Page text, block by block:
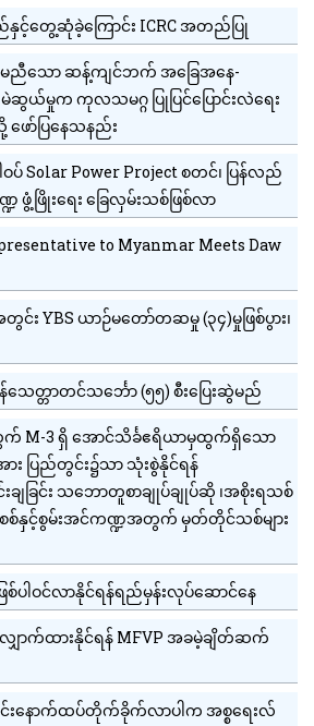
နှင့်တွေ့ဆုံခဲ့ကြောင်း ICRC အတည်ပြု
မညီသော ဆန့်ကျင်ဘက် အခြေအနေ-
ဆွယ်မှုက ကုလသမဂ္ဂ ပြုပြင်ပြောင်းလဲရေး
ော်ပြနေသနည်း
ပ် Solar Power Project စတင်၊ ပြန်လည်
ဍ ဖွံ့ဖြိုးရေး ခြေလှမ်းသစ်ဖြစ်လာ
to Myanmar Meets Daw
း YBS ယာဉ်မတော်တဆမှု (၃၄)မှုဖြစ်ပွား၊
တာတင်သင်္ဘော (၅၅) စီးပြေးဆွဲမည်
M-3 ရှိ အောင်သိင်္ခဧရိယာမှထွက်ရှိသော
း ပြည်တွင်း၌သာ သုံးစွဲနိုင်ရန်
ချခြင်း သဘောတူစာချုပ်ချုပ်ဆို ၊အစိုးရသစ်
နှင့်စွမ်းအင်ကဏ္ဍအတွက် မှတ်တိုင်သစ်များ
ြစ်ပါဝင်လာနိုင်ရန်ရည်မှန်းလုပ်ဆောင်နေ
ောက်ထားနိုင်ရန် MFVP အခမဲ့ချိတ်ဆက်
နောက်ထပ်တိုက်ခိုက်လာပါက အစ္စရေးလ်